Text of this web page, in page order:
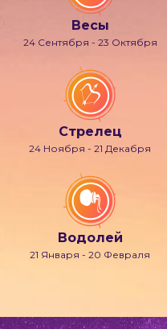
Весы
24 Сентября - 23 Октября
Стрелец
24 Ноября - 21 Декабря
Водолей
21 Января - 20 Февраля